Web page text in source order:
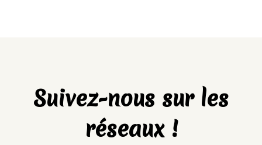
Suivez-nous sur les
réseaux !